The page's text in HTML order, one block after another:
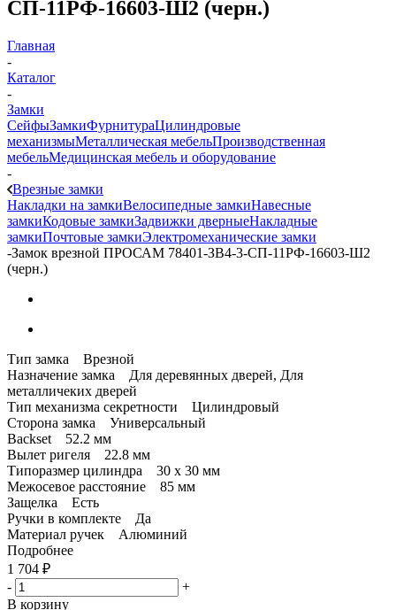
СП-11РФ-16603-Ш2 (черн.)
Главная
-
Каталог
-
Замки
СейфыЗамкиФурнитураЦилиндровые
механизмыМеталлическая мебельПроизводственная
мебельМедицинская мебель и оборудование
-
Врезные замки
Накладки на замкиВелосипедные замкиНавесные
замкиКодовые замкиЗадвижки дверныеНакладные
замкиПочтовые замкиЭлектромеханические замки
-Замок врезной ПРОСАМ 78401-ЗВ4-3-СП-11РФ-16603-Ш2
(черн.)
Тип замка Врезной
Назначение замка Для деревянных дверей, Для
металличеких дверей
Тип механизма секретности Цилиндровый
Сторона замка Универсальный
Backset 52.2 мм
Вылет ригеля 22.8 мм
Типоразмер цилиндра 30 x 30 мм
Межосевое расстояние 85 мм
Защелка Есть
Ручки в комплекте Да
Материал ручек Алюминий
Подробнее
1 704 ₽
-
+
В корзину